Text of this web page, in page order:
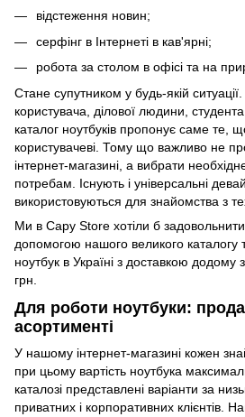
відстеження новин;
серфінг в Інтернеті в кав'ярні;
робота за столом в офісі та на
Стане супутником у будь-якій
користувача, ділової людини,
каталог ноутбуків пропонує саме те,
користувачеві. Тому що важливо не
інтернет-магазині, а вибрати
потребам. Існують і універсальні
використовуються для знайомства з
Ми в Capy Store хотіли б
допомогою нашого великого каталогу
ноутбук в Україні з доставкою
грн.
Для роботи ноутбуки:
асортименті
У нашому інтернет-магазині кожен
при цьому вартість ноутбука
каталозі представлені варіанти за
приватних і корпоративних клієнтів.